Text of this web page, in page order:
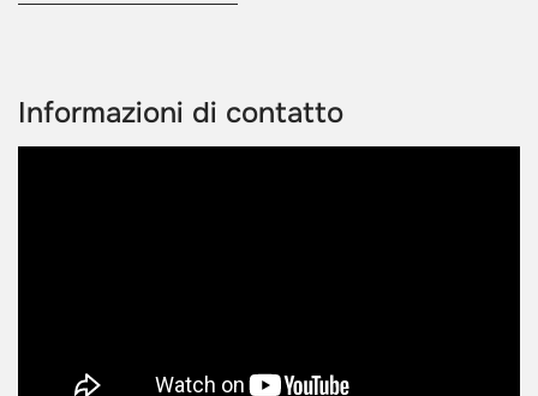
Informazioni di contatto